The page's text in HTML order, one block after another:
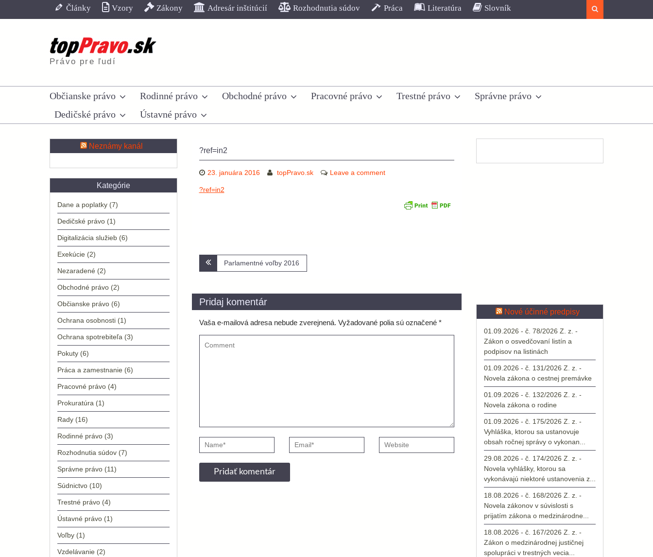
Články Vzory Zákony Adresár inštitúcií Rozhodnutia súdov Práca Literatúra Slovník
Právo pre ľudí
Občianske právo Rodinné právo Obchodné právo Pracovné právo Trestné právo
Správne právo
Dedičské právo
Ústavné právo
?ref=in2
23. januára 2016 topPravo.sk Leave a comment
?ref=in2
Navigácia
v
článku
Parlamentné voľby 2016
Pridaj komentár
Vaša e-mailová adresa nebude zverejnená. Vyžadované polia sú označené *
Nové účinné predpisy
01.09.2026 - č. 78/2026 Z. z. -
Zákon o osvedčovaní listín a
podpisov na listinách
01.09.2026 - č. 131/2026 Z. z. -
Novela zákona o cestnej premávke
01.09.2026 - č. 132/2026 Z. z. -
Novela zákona o rodine
01.09.2026 - č. 175/2026 Z. z. -
Vyhláška, ktorou sa ustanovuje
obsah ročnej správy o vykonan...
29.08.2026 - č. 174/2026 Z. z. -
Novela vyhlášky, ktorou sa
vykonávajú niektoré ustanovenia z...
18.08.2026 - č. 168/2026 Z. z. -
Novela zákonov v súvislosti s
prijatím zákona o medzinárodne...
18.08.2026 - č. 167/2026 Z. z. -
Zákon o medzinárodnej justičnej
spolupráci v trestných vecia...
Neznámy kanál
Kategórie
Dane a poplatky (7)
Dedičské právo (1)
Digitalizácia služieb (6)
Exekúcie (2)
Nezaradené (2)
Obchodné právo (2)
Občianske právo (6)
Ochrana osobnosti (1)
Ochrana spotrebiteľa (3)
Pokuty (6)
Práca a zamestnanie (6)
Pracovné právo (4)
Prokuratúra (1)
Rady (16)
Rodinné právo (3)
Rozhodnutia súdov (7)
Správne právo (11)
Súdnictvo (10)
Trestné právo (4)
Ústavné právo (1)
Voľby (1)
Vzdelávanie (2)